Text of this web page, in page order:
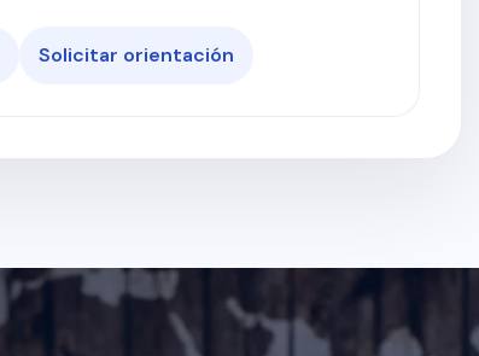
Solicitar orientación